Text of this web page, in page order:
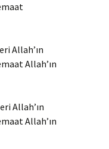
Allah’ın
Allah’ın
Allah’ın
Allah’ın